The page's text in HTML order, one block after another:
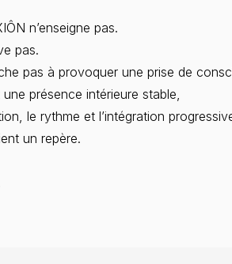
n’enseigne pas.
pas.
pas à provoquer une prise de
présence intérieure stable,
le rythme et l’intégration
un repère.